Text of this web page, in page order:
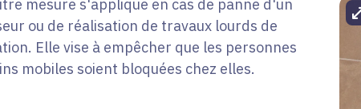
mesure s'applique en cas de panne d'un
ou de réalisation de travaux lourds de
Elle vise à empêcher que les personnes
mobiles soient bloquées chez elles.